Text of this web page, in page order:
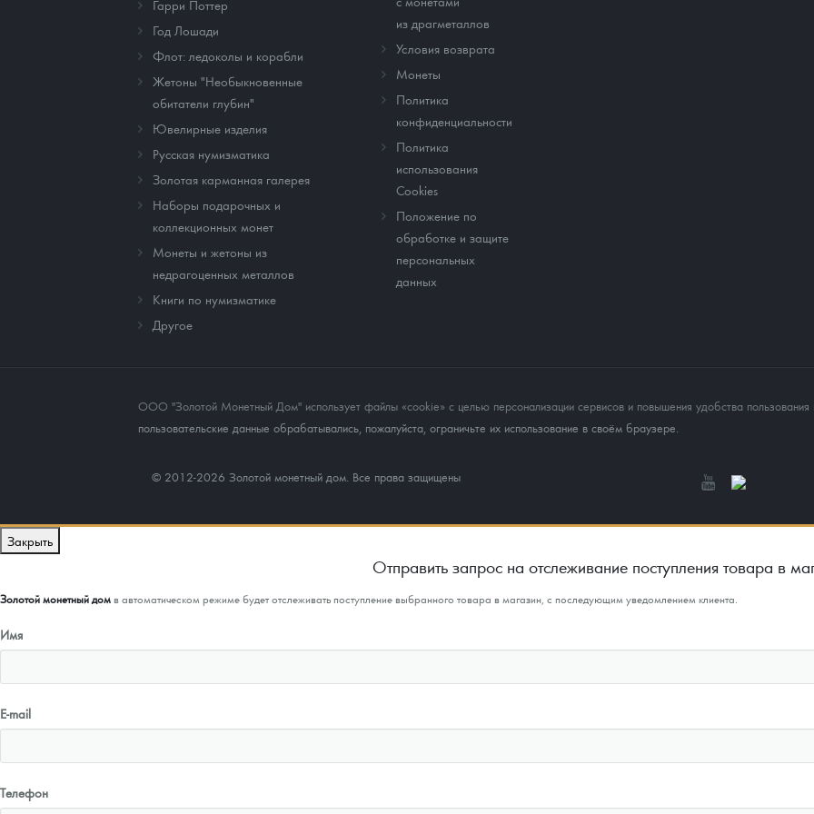
Гарри Поттер
Год Лошади
Флот: ледоколы и корабли
Жетоны "Необыкновенные
обитатели глубин"
Ювелирные изделия
Русская нумизматика
Золотая карманная галерея
Наборы подарочных и
коллекционных монет
Монеты и жетоны из
недрагоценных металлов
Книги по нумизматике
Другое
из драгметаллов
Условия возврата
Монеты
Политика
конфиденциальности
Политика
использования
Cookies
Положение по
обработке и защите
персональных
данных
ООО "Золотой Монетный Дом" использует файлы «cookie» с целью персонализации сервисов и повышения удобства пользования
пользовательские данные обрабатывались, пожалуйста, ограничьте их использование в своём браузере.
© 2012-2026 Золотой монетный дом. Все права защищены
Закрыть
Отправить запрос на отслеживание поступления товара в
Золотой монетный домв автоматическом режиме будет отслеживать поступление выбранного товара в магазин, с последующим уведомлением клиента.
Имя
E-mail
Телефон